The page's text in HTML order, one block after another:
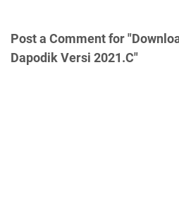
Post a Comment for
Dapodik Versi 2021.C"